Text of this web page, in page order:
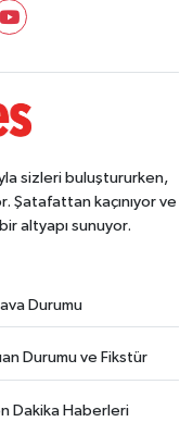
sizleri buluştururken,
Şatafattan kaçınıyor ve
altyapı sunuyor.
Durumu
Durumu ve Fikstür
Dakika Haberleri